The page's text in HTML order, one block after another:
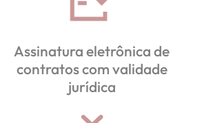
Assinatura eletrônica de
contratos com validade
jurídica
Através do aplicativo TopconCRM,
100% mobile, é possível enviar o
contrato para assinatura
eletrônica diretamente para o
jurídica.